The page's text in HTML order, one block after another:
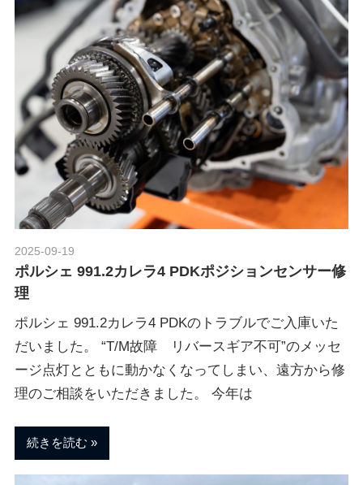
2025-09-19
ポルシェ 991.2カレラ4 PDKポジションセンサー修
理
ポルシェ 991.2カレラ4 PDKのトラブルでご入庫いた
だいました。 “T/M故障 リバースギア不可”のメッセ
ージ点灯とともに動かなくなってしまい、遠方から修
理のご相談をいただきました。 今年は
続きを読む